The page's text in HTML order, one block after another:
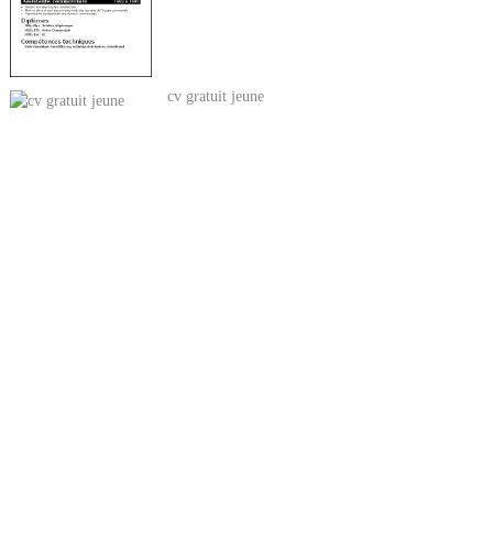
cv gratuit jeune